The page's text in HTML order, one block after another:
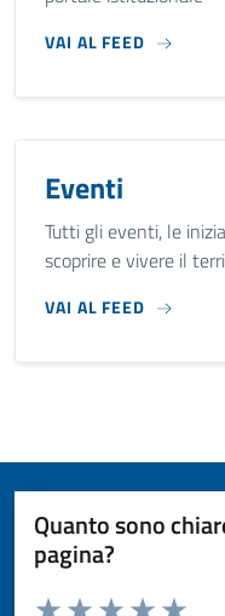
VAI AL FEED
Eventi
Tutti gli eventi, le
scoprire e vivere il
VAI AL FEED
Quanto sono
pagina?
Valuta da 1 a 5 stelle la